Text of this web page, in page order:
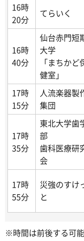
16時
20分
てらいく
16時
40分
仙台赤門短
大学
「まちかど
健室」
17時
15分
人流楽器製
集団
17時
35分
東北大学歯
部
歯科医療研
会
17時
55分
災強のすけ
と
※時間は前後する可